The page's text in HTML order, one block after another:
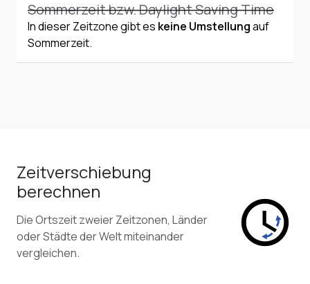
Sommerzeit bzw. Daylight Saving Time
In dieser Zeitzone gibt es keine Umstellungauf
Sommerzeit.
Zeitverschiebung
berechnen
Die Ortszeit zweier Zeitzonen, Länder
oder Städte der Welt miteinander
vergleichen.